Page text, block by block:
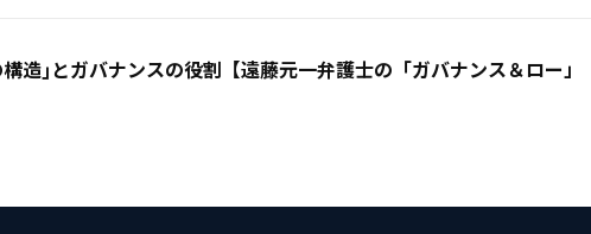
造｣とガバナンスの役割【遠藤元一弁護士の「ガバナンス＆ロー」